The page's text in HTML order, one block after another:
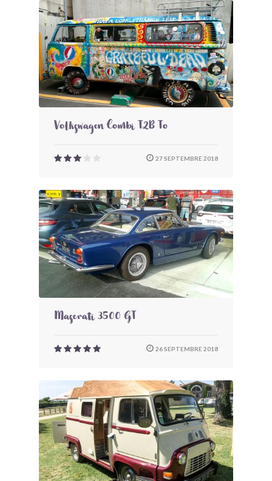
Volkswagen Combi T2B To
27 SEPTEMBRE 2018
Maserati 3500 GT
26 SEPTEMBRE 2018